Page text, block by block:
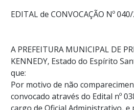
EDITAL de CONVOCAÇÃO Nº
A PREFEITURA MUNICIPAL DE
KENNEDY, Estado do Espírito
que:
Por motivo de não
convocado através do Edital nº